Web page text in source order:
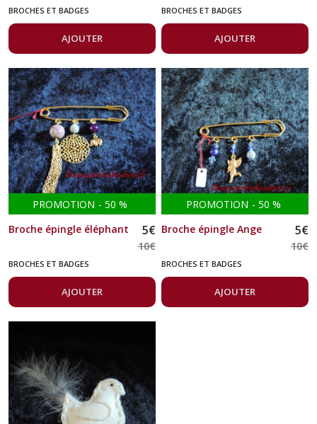
BROCHES ET BADGES
AJOUTER
BROCHES ET BADGES
AJOUTER
PROMOTION - 50 %
Broche épingle éléphant
5€
10€
BROCHES ET BADGES
AJOUTER
PROMOTION - 50 %
Broche épingle Ange
5€
10€
BROCHES ET BADGES
AJOUTER
Broches
et
Accessoires
pour
cheveux
(2)
Afficher
les
résultats